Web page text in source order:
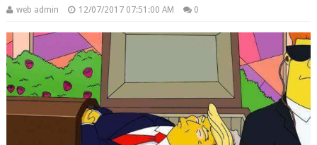
web admin 12/07/2017 07:51:00 AM 0